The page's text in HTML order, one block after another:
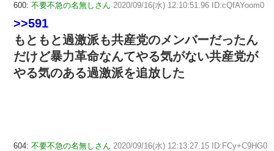
600: 不要不急の名無しさん 2020/09/16(水) 12:10:51.96 ID:cQfAYoom0
>>591
もともと過激派も共産党のメンバーだったん
だけど暴力革命なんてやる気がない共産党が
やる気のある過激派を追放した
604: 不要不急の名無しさん 2020/09/16(水) 12:13:27.15 ID:FCy+C9HG0